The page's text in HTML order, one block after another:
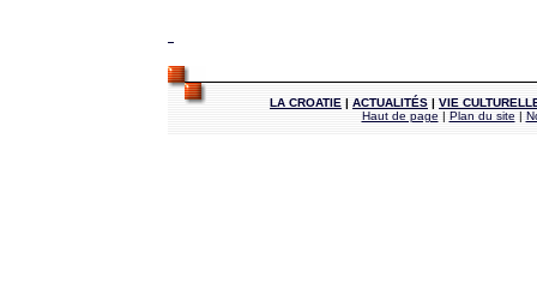
LA CROATIE | ACTUALITÉS | VIE
Haut de page| Plan du site|